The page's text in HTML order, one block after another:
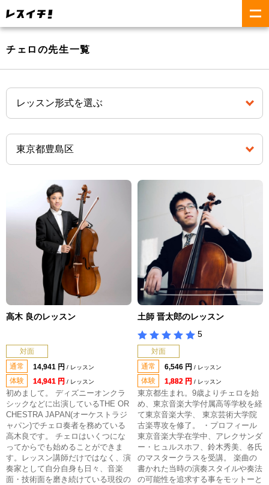
チェロの先生一覧
高木 良のレッスン
対面
通常
14,941 円 / レッスン
体験 14,941 円 / レッスン
初めまして。 ディズニーオンクラ
シックなどに出演しているTHE OR
CHESTRA JAPAN(オーケストラジ
ャパン)でチェロ奏者を務めている
高木良です。 チェロはいくつにな
ってからでも始めることができま
す。レッスン講師だけではなく、演
奏家として自分自身も日々、音楽
面・技術面を磨き続けている現役の
土師 晋太郎のレッスン
5
対面
通常
6,546 円 / レッスン
体験 1,882 円 / レッスン
東京都生まれ。9歳よりチェロを始
め、東京音楽大学付属高等学校を経
て東京音楽大学、 東京芸術大学院
古楽専攻を修了。 ・プロフィール
東京音楽大学在学中、アレクサンダ
ー・ヒュルスホフ、鈴木秀美、各氏
のマスタークラスを受講。 楽曲の
書かれた当時の演奏スタイルや奏法
の可能性を追求する事をモットーと